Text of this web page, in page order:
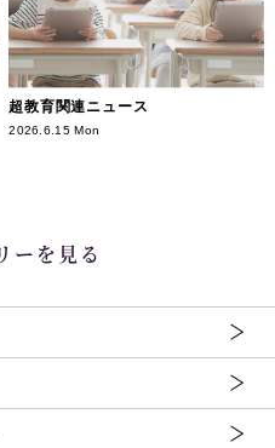
超教育関連ニュース
2026.6.15 Mon
ーを見る